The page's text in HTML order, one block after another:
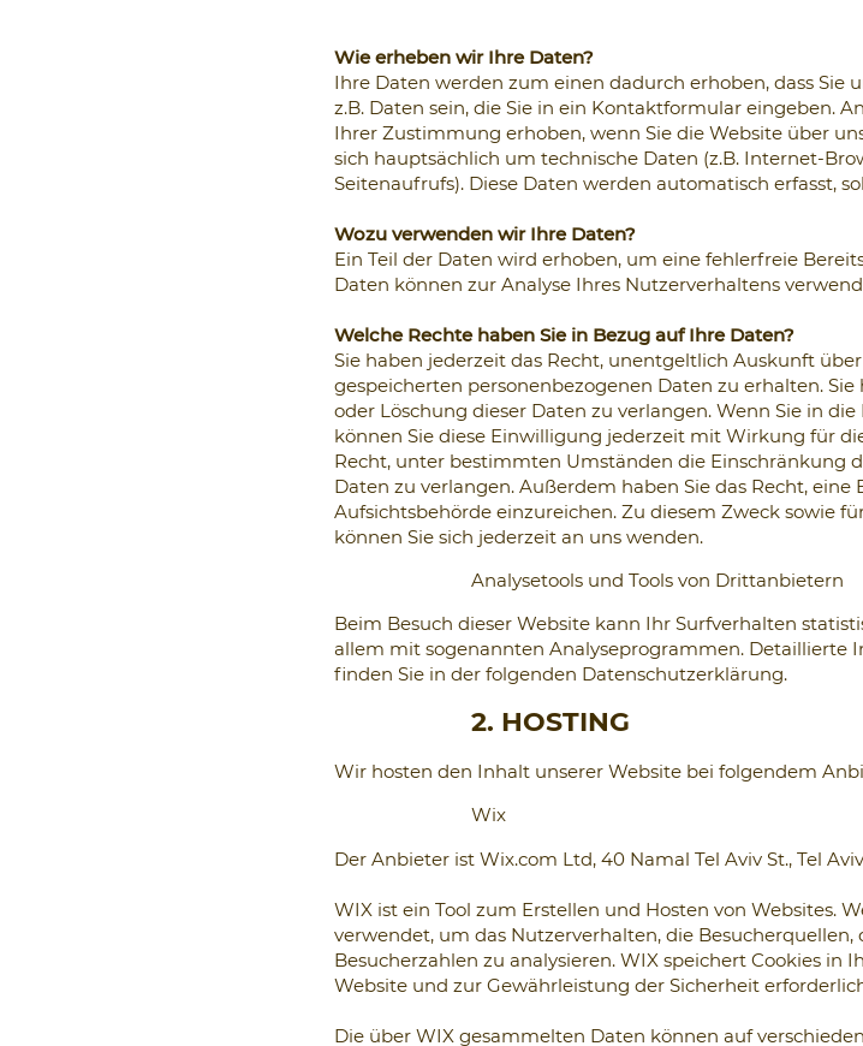
Wie erheben wir Ihre Daten?
Ihre Daten werden zum einen dadurch erhoben, dass Sie
z.B. Daten sein, die Sie in ein Kontaktformular eingeben.
Ihrer Zustimmung erhoben, wenn Sie die Website über
sich hauptsächlich um technische Daten (z.B. Internet-
Seitenaufrufs). Diese Daten werden automatisch erfasst,
Wozu verwenden wir Ihre Daten?
Ein Teil der Daten wird erhoben, um eine fehlerfreie
Daten können zur Analyse Ihres Nutzerverhaltens
Welche Rechte haben Sie in Bezug auf Ihre Daten?
Sie haben jederzeit das Recht, unentgeltlich Auskunft
gespeicherten personenbezogenen Daten zu erhalten.
oder Löschung dieser Daten zu verlangen. Wenn Sie in
können Sie diese Einwilligung jederzeit mit Wirkung für
Recht, unter bestimmten Umständen die Einschränkung
Daten zu verlangen. Außerdem haben Sie das Recht,
Aufsichtsbehörde einzureichen. Zu diesem Zweck sowie
können Sie sich jederzeit an uns wenden.
Analysetools und Tools von Drittanbietern
Beim Besuch dieser Website kann Ihr Surfverhalten
allem mit sogenannten Analyseprogrammen. Detaillierte
finden Sie in der folgenden Datenschutzerklärung.
2. HOSTING
Wir hosten den Inhalt unserer Website bei folgendem
Wix
Der Anbieter ist Wix.com Ltd, 40 Namal Tel Aviv St., Tel
WIX ist ein Tool zum Erstellen und Hosten von Websites.
verwendet, um das Nutzerverhalten, die
Besucherzahlen zu analysieren. WIX speichert Cookies in
Website und zur Gewährleistung der Sicherheit
Die über WIX gesammelten Daten können auf